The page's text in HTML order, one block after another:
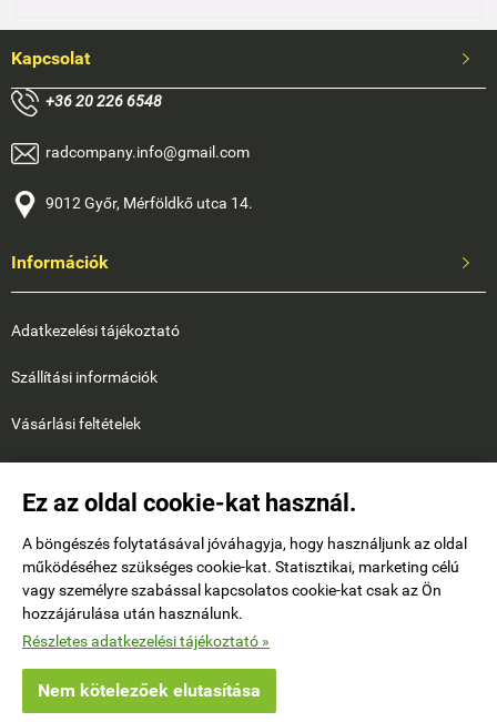
Ez az oldal cookie-kat használ.
A böngészés folytatásával jóváhagyja, hogy használjunk az oldal
működéséhez szükséges cookie-kat. Statisztikai, marketing célú
vagy személyre szabással kapcsolatos cookie-kat csak az Ön
hozzájárulása után használunk.
Részletes adatkezelési tájékoztató »
Nem kötelezőek elutasítása
Kapcsolat 
+36 20 226 6548
radcompany.info@gmail.com
9012 Győr, Mérföldkő utca 14.
Információk 
Adatkezelési tájékoztató
Szállítási információk
Vásárlási feltételek
Kapcsolat
ÁSZF
Online Áruhitel
Közösségi média